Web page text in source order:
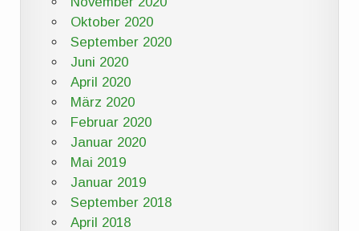
Oktober 2020
September 2020
Juni 2020
April 2020
März 2020
Februar 2020
Januar 2020
Mai 2019
Januar 2019
September 2018
April 2018